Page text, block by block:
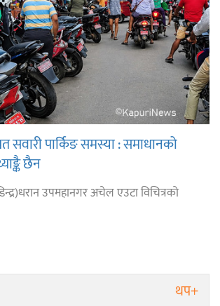
सवारी पार्किङ समस्या : समाधानको
छैन
उपमहानगर अचेल एउटा विचित्रको
थप+